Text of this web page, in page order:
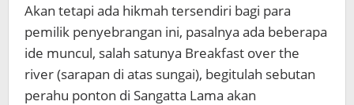
Akan tetapi ada hikmah tersendiri bagi para
pemilik penyebrangan ini, pasalnya ada beberapa
ide muncul, salah satunya Breakfast over the
river (sarapan di atas sungai), begitulah sebutan
perahu ponton di Sangatta Lama akan